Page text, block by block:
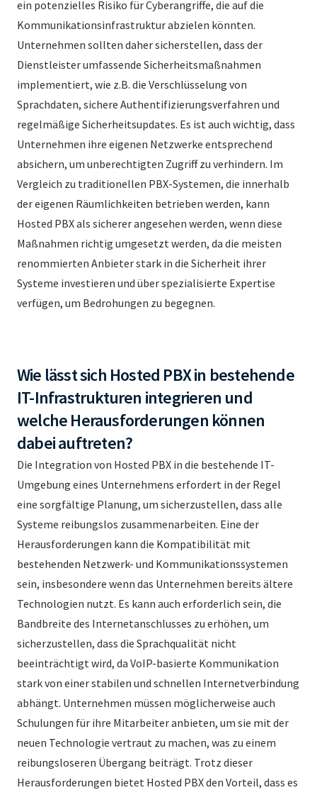
ein potenzielles Risiko für Cyberangriffe, die auf die
Kommunikationsinfrastruktur abzielen könnten.
Unternehmen sollten daher sicherstellen, dass der
Dienstleister umfassende Sicherheitsmaßnahmen
implementiert, wie z.B. die Verschlüsselung von
Sprachdaten, sichere Authentifizierungsverfahren und
regelmäßige Sicherheitsupdates. Es ist auch wichtig, dass
Unternehmen ihre eigenen Netzwerke entsprechend
absichern, um unberechtigten Zugriff zu verhindern. Im
Vergleich zu traditionellen PBX-Systemen, die innerhalb
der eigenen Räumlichkeiten betrieben werden, kann
Hosted PBX als sicherer angesehen werden, wenn diese
Maßnahmen richtig umgesetzt werden, da die meisten
renommierten Anbieter stark in die Sicherheit ihrer
Systeme investieren und über spezialisierte Expertise
verfügen, um Bedrohungen zu begegnen.
Wie lässt sich Hosted PBX in bestehende
IT-Infrastrukturen integrieren und
welche Herausforderungen können
dabei auftreten?
Die Integration von Hosted PBX in die bestehende IT-
Umgebung eines Unternehmens erfordert in der Regel
eine sorgfältige Planung, um sicherzustellen, dass alle
Systeme reibungslos zusammenarbeiten. Eine der
Herausforderungen kann die Kompatibilität mit
bestehenden Netzwerk- und Kommunikationssystemen
sein, insbesondere wenn das Unternehmen bereits ältere
Technologien nutzt. Es kann auch erforderlich sein, die
Bandbreite des Internetanschlusses zu erhöhen, um
sicherzustellen, dass die Sprachqualität nicht
beeinträchtigt wird, da VoIP-basierte Kommunikation
stark von einer stabilen und schnellen Internetverbindung
abhängt. Unternehmen müssen möglicherweise auch
Schulungen für ihre Mitarbeiter anbieten, um sie mit der
neuen Technologie vertraut zu machen, was zu einem
reibungsloseren Übergang beiträgt. Trotz dieser
Herausforderungen bietet Hosted PBX den Vorteil, dass es